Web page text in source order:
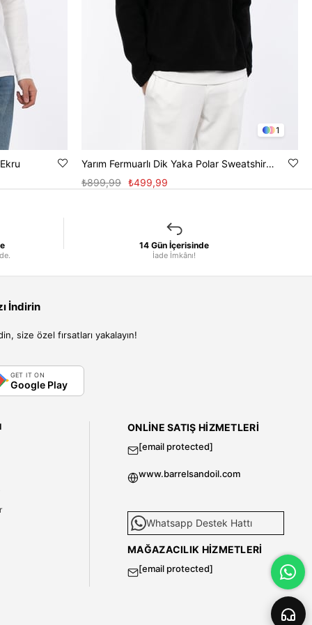
1
Yarım Fermuarlı Dik Yaka Polar Sweatshirt - Siyah
₺499,99
₺899,99
14 Gün İçerisinde
İade İmkânı!
İndirin
size özel fırsatları yakalayın!
GET IT ON
Google Play
ONLINE SATIŞ HIZMETLERI
[email protected]
www.barrelsandoil.com
Whatsapp Destek Hattı
MAĞAZACILIK HIZMETLERI
[email protected]